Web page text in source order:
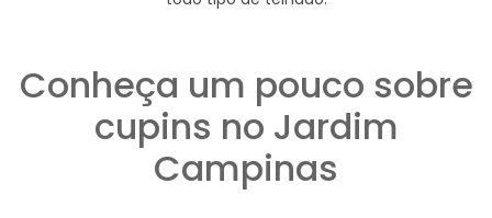
Conheça um pouco sobre
cupins no Jardim
Campinas